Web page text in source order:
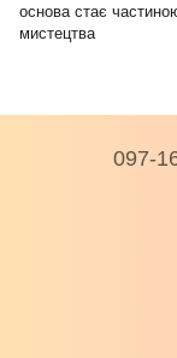
основа стає
мистецтва
097-